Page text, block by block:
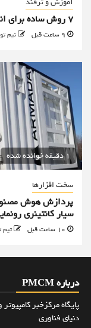
۷ روش ساده برای انتقال عکس‌ها بدون افت کیفیت
تیم
1 دقیقه خوانده شده
سخت افزارها
پردازش هوش
سیار کانتینری
تیم
درباره PMCM
دنیای فناوری